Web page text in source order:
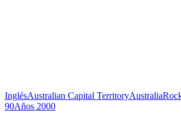
InglésAustralian Capital TerritoryAustralia
90Años 2000